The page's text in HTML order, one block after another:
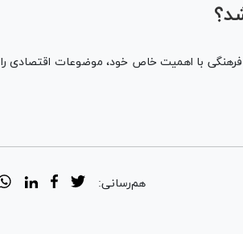
فرهنگی با اهمیت خاص خود، موضوعات اقتصادی را
هم‌رسانی: